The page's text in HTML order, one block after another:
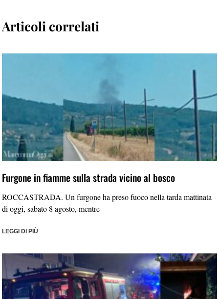
Articoli correlati
Furgone in fiamme sulla strada vicino al bosco
ROCCASTRADA. Un furgone ha preso fuoco nella tarda mattinata
di oggi, sabato 8 agosto, mentre
LEGGI DI PIÙ